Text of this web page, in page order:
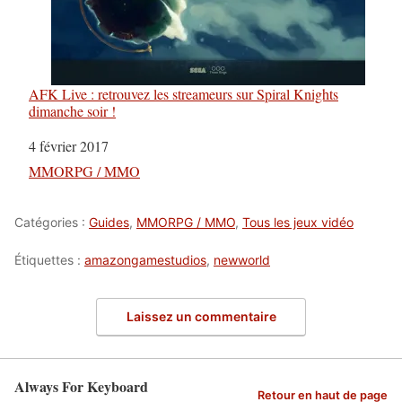
AFK Live : retrouvez les streameurs sur Spiral Knights
dimanche soir !
Date
4 février 2017
Par rapport à
MMORPG / MMO
Catégories : Guides, MMORPG / MMO, Tous les jeux vidéo
Étiquettes : amazongamestudios, newworld
Laissez un commentaire
Always For Keyboard Retour en haut de page